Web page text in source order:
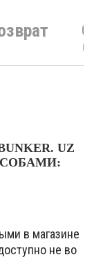
UZ
в магазине
не во